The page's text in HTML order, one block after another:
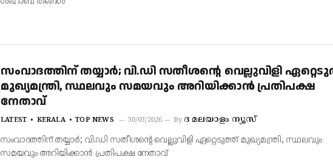
സംവാദത്തിന് തയ്യാർ; വി.ഡി സതീശന്റെ വെല്ലുവിളി
മുഖ്യമന്ത്രി, സ്ഥലവും സമയവും അറിയിക്കാൻ പ്രതിപക്ഷ
നേതാവ്
LATEST KERALA TOP NEWS 30/03/2026 By ദ മലയാളം ന്യൂസ്
സംവാദത്തിന് തയ്യാർ; വി.ഡി സതീശന്റെ വെല്ലുവിളി ഏറ്റെടുത്ത് മുഖ്യമന്ത്രി, സ്ഥലവും
സമയവും അറിയിക്കാൻ പ്രതിപക്ഷ നേതാവ്